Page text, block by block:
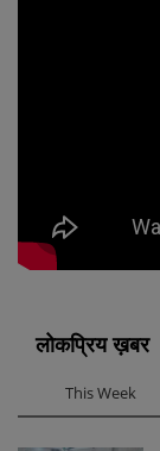
लोकप्रिय ख़बर
This Week